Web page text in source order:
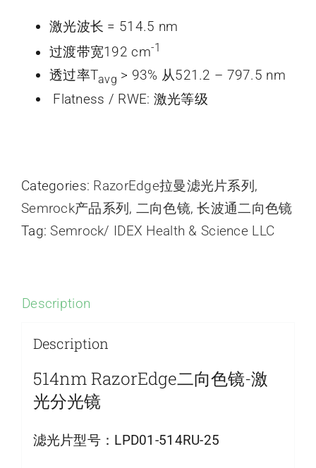
激光波长 = 514.5 nm
过渡带宽192 cm-1
透过率Tavg > 93% 从521.2 – 797.5 nm
Flatness / RWE: 激光等级
Categories: RazorEdge拉曼滤光片系列 ,
Semrock产品系列 , 二向色镜,长波通二向色镜
Tag:Semrock/ IDEX Health & Science LLC
Description
Description
514nm RazorEdge二向色镜-激
光分光镜
滤光片型号： LPD01-514RU-25